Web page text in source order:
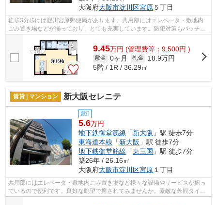
大阪府大阪市淀川区宮原５丁目
徒歩3分歩けば淀川宮原郵便局があります。共用部にはエレベータ・敷地内
ごみ置き場などが揃っており、とても充実しています。防犯対策もバッチリ
9.45万円 (管理費等：9,500円 )
敷金 0ヶ月 礼金
18.9万円
5階 / 1R / 36.29㎡
賃貸 | マンション 新大阪セレニテ
敷0
5.6万円
地下鉄御堂筋線 「新大阪 」駅 徒歩7分
東海道本線 「新大阪 」駅 徒歩7分
地下鉄御堂筋線 「東三国 」駅 徒歩7分
築26年 / 26.16㎡
大阪府大阪市淀川区宮原 １丁目
共用部にはエレベータ・敷地内ごみ置き場など様々な設備やサービスが揃っ
ているので便利です。良好な眺望で癒されてみませんか。素敵な外観タイル
張り仕上げの物件。2駅利用できる場所...